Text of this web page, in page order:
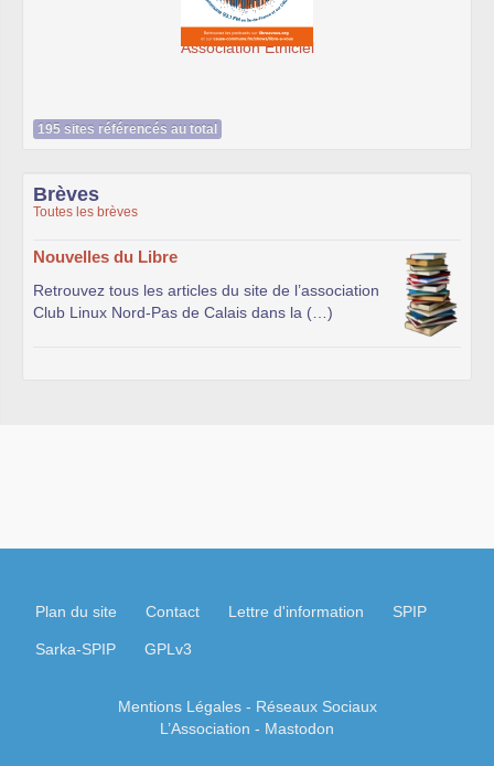
Association Éthiciel
195 sites référencés au total
Brèves
Toutes les brèves
Nouvelles du Libre
Retrouvez tous les articles du site de l’association
Club Linux Nord-Pas de Calais dans la (…)
Plan du site Contact Lettre d'information SPIP
Sarka-SPIP GPLv3
Mentions Légales- Réseaux Sociaux
L’Association - Mastodon